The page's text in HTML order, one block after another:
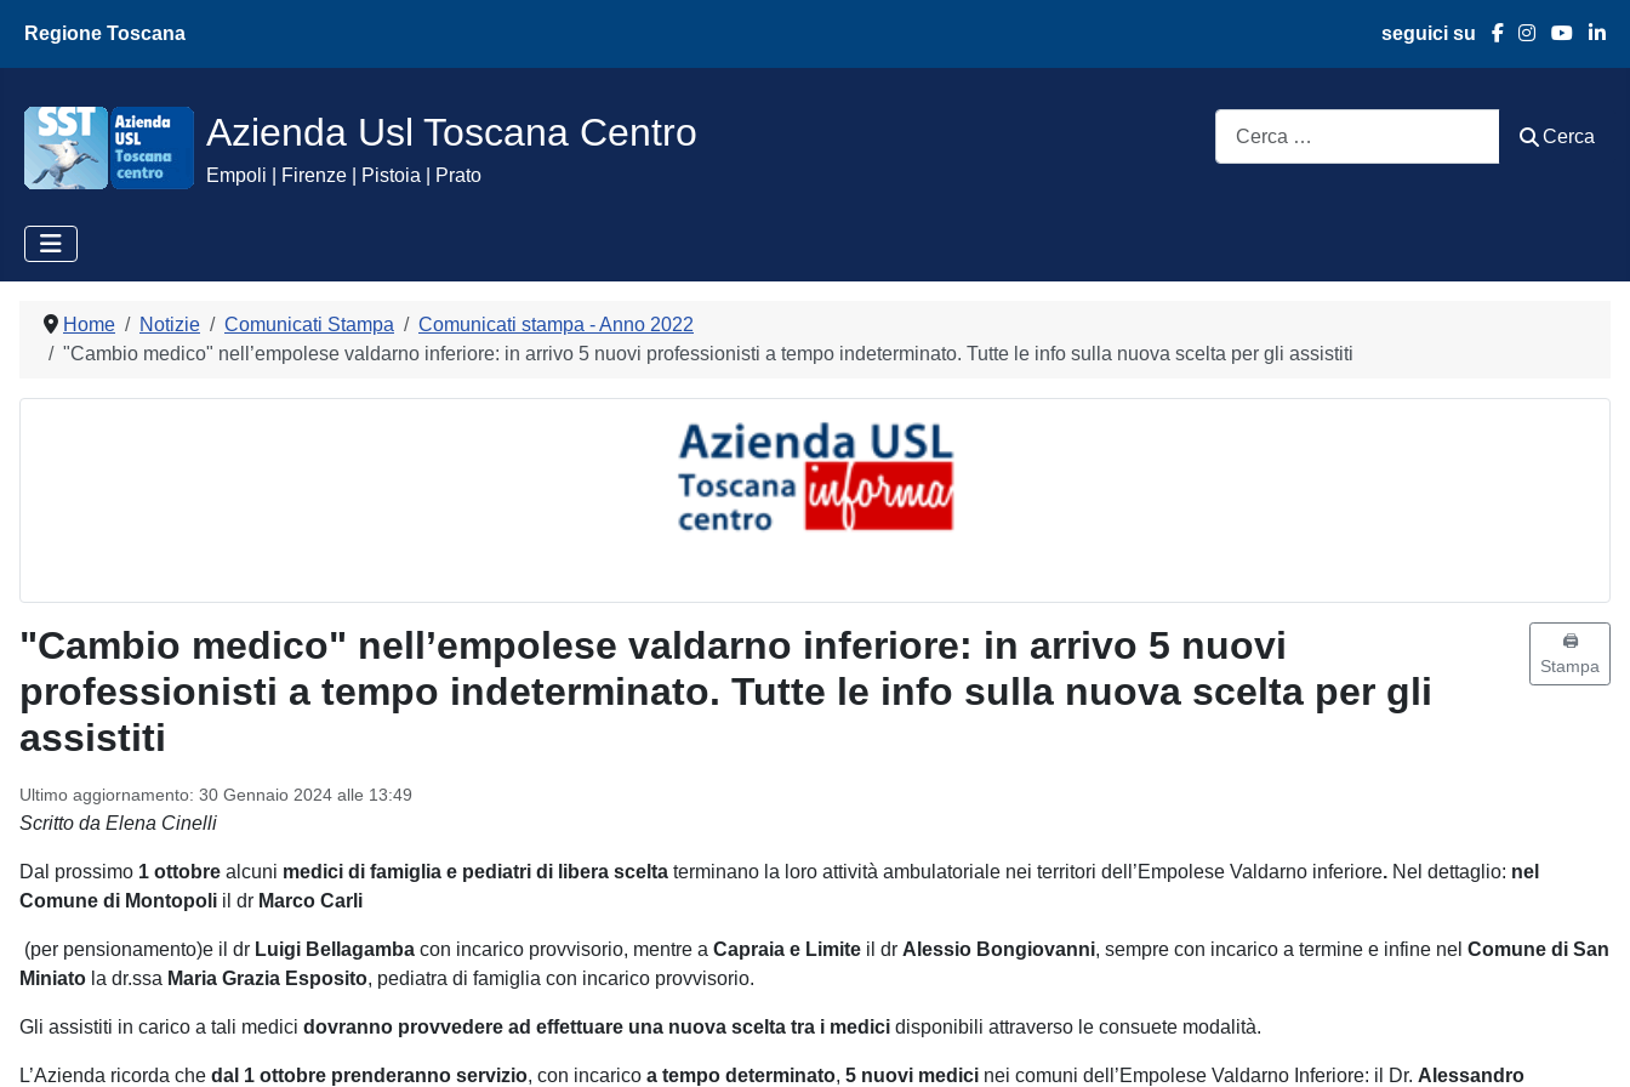
Regione Toscana seguici su
Azienda Usl Toscana Centro
Empoli | Firenze | Pistoia | Prato
Cerca
Home Notizie Comunicati Stampa
Comunicati stampa - Anno 2022
"Cambio medico" nell’empolese valdarno inferiore: in arrivo 5 nuovi professionisti a tempo indeterminato. Tutte le info sulla nuova scelta per gli assistiti
"Cambio medico" nell’empolese valdarno inferiore: in arrivo 5 nuovi
professionisti a tempo indeterminato. Tutte le info sulla nuova scelta per gli
assistiti
Ultimo aggiornamento: 30 Gennaio 2024 alle 13:49
🖨️
Stampa
Scritto da Elena Cinelli
Dal prossimo 1 ottobre alcuni medici di famiglia e pediatri di libera scelta terminano la loro attività ambulatoriale nei territori dell’Empolese Valdarno inferiore. Nel dettaglio: nel
Comune di Montopoli il dr Marco Carli
(per pensionamento)e il dr Luigi Bellagamba con incarico provvisorio, mentre a Capraia e Limite il dr Alessio Bongiovanni, sempre con incarico a termine e infine nel Comune di San
Miniato la dr.ssa Maria Grazia Esposito, pediatra di famiglia con incarico provvisorio.
Gli assistiti in carico a tali medici dovranno provvedere ad effettuare una nuova scelta tra i medici disponibili attraverso le consuete modalità.
L’Azienda ricorda che dal 1 ottobre prenderanno servizio, con incarico a tempo determinato, 5 nuovi medici nei comuni dell’Empolese Valdarno Inferiore: il Dr. Alessandro